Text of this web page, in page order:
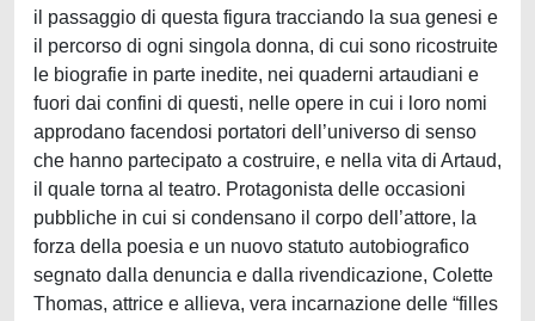
il passaggio di questa figura tracciando la sua genesi e
il percorso di ogni singola donna, di cui sono ricostruite
le biografie in parte inedite, nei quaderni artaudiani e
fuori dai confini di questi, nelle opere in cui i loro nomi
approdano facendosi portatori dell’universo di senso
che hanno partecipato a costruire, e nella vita di Artaud,
il quale torna al teatro. Protagonista delle occasioni
pubbliche in cui si condensano il corpo dell’attore, la
forza della poesia e un nuovo statuto autobiografico
segnato dalla denuncia e dalla rivendicazione, Colette
Thomas, attrice e allieva, vera incarnazione delle “filles